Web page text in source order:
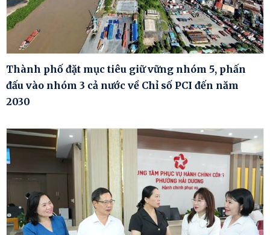
Thành phố đặt mục tiêu giữ vững nhóm 5, phấn
đấu vào nhóm 3 cả nước về Chỉ số PCI đến năm
2030